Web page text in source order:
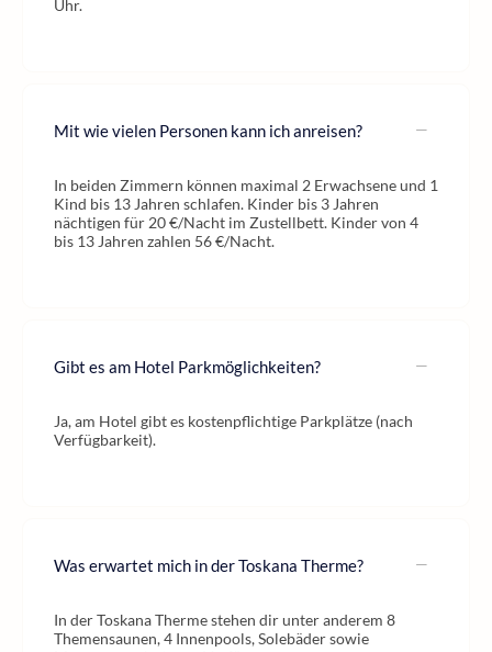
Uhr.
Mit wie vielen Personen kann ich anreisen?
In beiden Zimmern können maximal 2 Erwachsene und 1
Kind bis 13 Jahren schlafen. Kinder bis 3 Jahren
nächtigen für 20 €/Nacht im Zustellbett. Kinder von 4
bis 13 Jahren zahlen 56 €/Nacht.
Gibt es am Hotel Parkmöglichkeiten?
Ja, am Hotel gibt es kostenpflichtige Parkplätze (nach
Verfügbarkeit).
Was erwartet mich in der Toskana Therme?
In der Toskana Therme stehen dir unter anderem 8
Themensaunen, 4 Innenpools, Solebäder sowie